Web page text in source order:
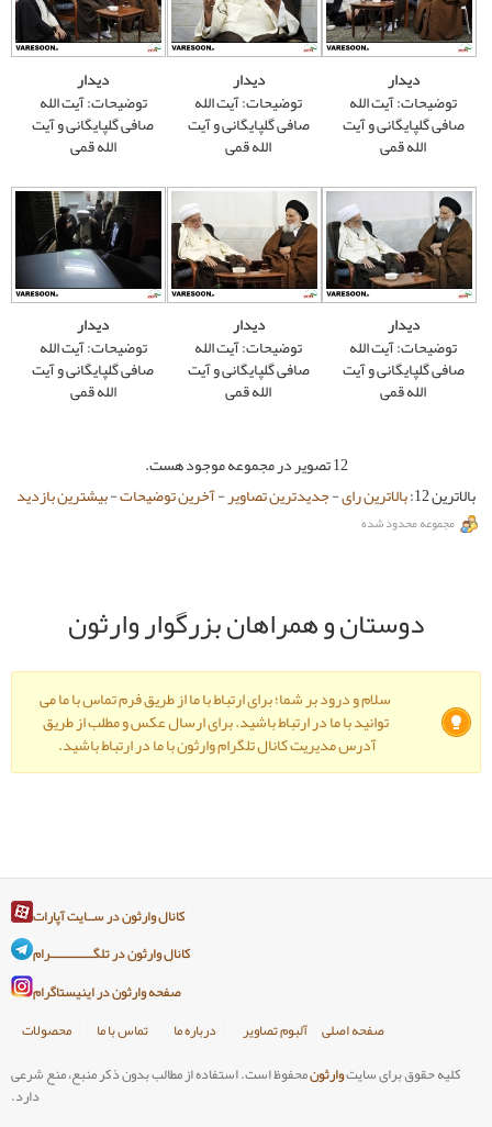
دیدار
توضیحات: آیت الله
صافی گلپایگانی و آیت
الله قمی
دیدار
توضیحات: آیت الله
صافی گلپایگانی و آیت
الله قمی
دیدار
توضیحات: آیت الله
صافی گلپایگانی و آیت
الله قمی
دیدار
توضیحات: آیت الله
صافی گلپایگانی و آیت
الله قمی
جدیدترین تصاویر-آخرین توضیحات-بیشترین بازدید
همراهان بزرگوار وارثون
بر شما؛ برای ارتباط با ما از طریق فرم تماس با ما می
ما در ارتباط باشید. برای ارسال عکس و مطلب از طریق
کانال تلگرام وارثون با ما در ارتباط باشید.
کانال وارثون در ســایت آپارات
کانال وارثون در تلگـــــــــــــرام
صفحه وارثون در اینیستاگرام
درباره ما تماس با ما
محصولات
وارثونمحفوظ است. استفاده از مطالب بدون ذکر منبع، منع شرعی